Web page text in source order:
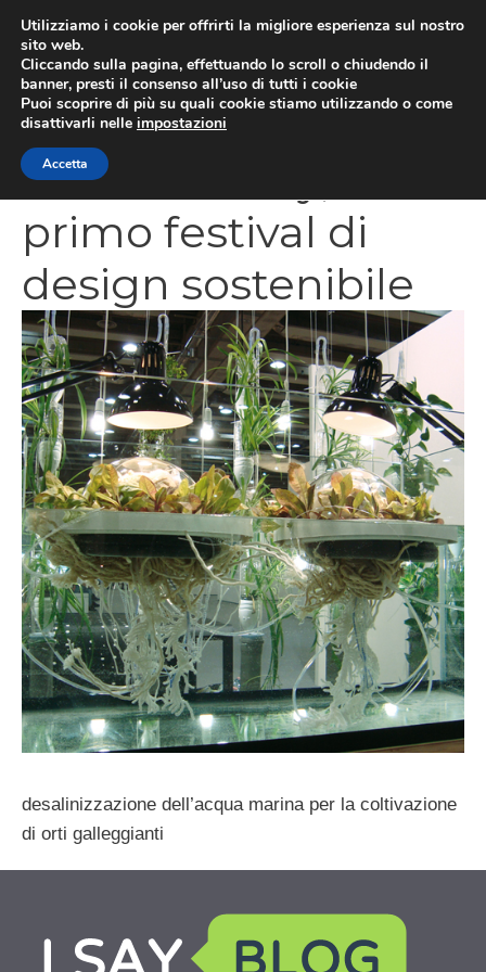
contenuto
Sustain/ability, il
primo festival di
design sostenibile
desalinizzazione dell’acqua marina per la coltivazione
di orti galleggianti
Utilizziamo i cookie per offrirti la migliore esperienza sul nostro
sito web.
Cliccando sulla pagina, effettuando lo scroll o chiudendo il
banner, presti il consenso all’uso di tutti i cookie
Puoi scoprire di più su quali cookie stiamo utilizzando o come
disattivarli nelle impostazioni
Accetta